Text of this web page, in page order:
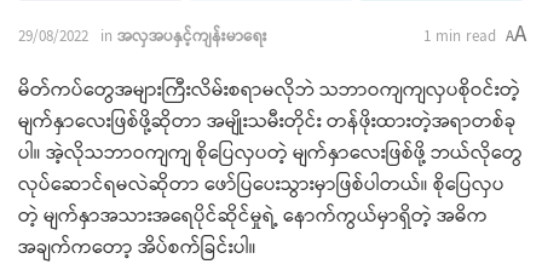
29/08/2022 in အလှအပနှင့်ကျန်းမာရေး 1 min read AA
မိတ်ကပ်တွေအများကြီးလိမ်းစရာမလိုဘဲ သဘာဝကျကျလှပစိုဝင်းတဲ့
မျက်နှာလေးဖြစ်ဖို့ဆိုတာ အမျိုးသမီးတိုင်း တန်ဖိုးထားတဲ့အရာတစ်ခု
ပါ။ အဲ့လိုသဘာဝကျကျ စိုပြေလှပတဲ့ မျက်နှာလေးဖြစ်ဖို့ ဘယ်လိုတွေ
လုပ်ဆောင်ရမလဲဆိုတာ ဖော်ပြပေးသွားမှာဖြစ်ပါတယ်။ စိုပြေလှပ
တဲ့ မျက်နှာအသားအရေပိုင်ဆိုင်မှုရဲ့ နောက်ကွယ်မှာရှိတဲ့ အဓိက
အချက်ကတော့ အိပ်စက်ခြင်းပါ။